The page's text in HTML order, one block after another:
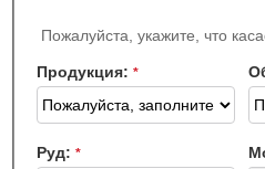
Пожалуйста, укажите, что
Продукция:*
Руд:*